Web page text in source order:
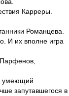
Карреры.
Романцева.
И их вполне игра
умеющий
запутавшегося в